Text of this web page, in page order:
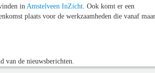
in Amstelveen InZicht . Ook komt er een
plaats voor de werkzaamheden die vanaf
van de nieuwsberichten.